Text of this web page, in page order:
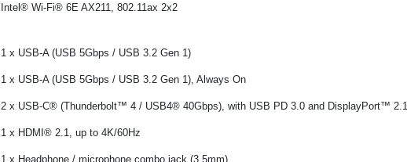
Intel® Wi-Fi® 6E AX211, 802.11ax 2x2
1 x USB-A (USB 5Gbps / USB 3.2 Gen 1)
1 x USB-A (USB 5Gbps / USB 3.2 Gen 1), Always On
2 x USB-C® (Thunderbolt™ 4 / USB4® 40Gbps), with USB PD 3.0 and DisplayPort™ 2.1
1 x HDMI® 2.1, up to 4K/60Hz
1 x Headphone / microphone combo jack (3.5mm)